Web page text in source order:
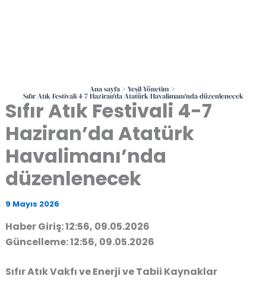
Ana sayfa Yeşil Yönetim
Sıfır Atık Festivali 4-7 Haziran’da Atatürk Havalimanı’nda düzenlenecek
Sıfır Atık Festivali 4-7
Haziran’da Atatürk
Havalimanı’nda
düzenlenecek
9 Mayıs 2026
Haber Giriş: 12:56, 09.05.2026
Güncelleme: 12:56, 09.05.2026
Sıfır Atık Vakfı ve Enerji ve Tabii Kaynaklar